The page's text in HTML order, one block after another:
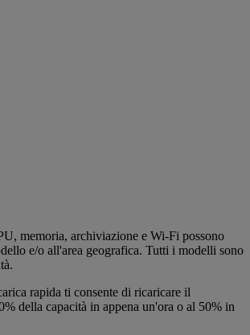
memoria, archiviazione e Wi-Fi possono
e/o all'area geografica. Tutti i modelli sono
rapida ti consente di ricaricare il
della capacità in appena un'ora o al 50% in